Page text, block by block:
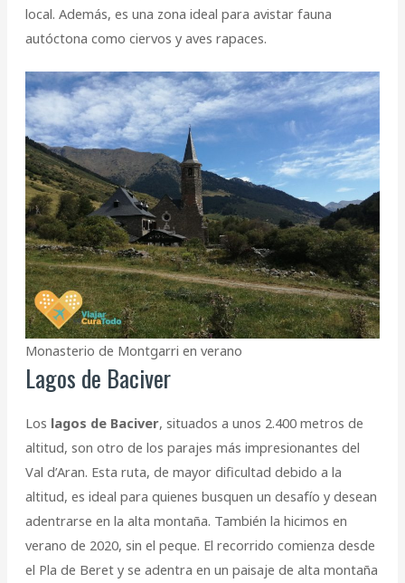
local. Además, es una zona ideal para avistar fauna
autóctona como ciervos y aves rapaces.
Monasterio de Montgarri en verano
Lagos de Baciver
Los lagos de Baciver, situados a unos 2.400 metros de
altitud, son otro de los parajes más impresionantes del
Val d’Aran. Esta ruta, de mayor dificultad debido a la
altitud, es ideal para quienes busquen un desafío y desean
adentrarse en la alta montaña. También la hicimos en
verano de 2020, sin el peque. El recorrido comienza desde
el Pla de Beret y se adentra en un paisaje de alta montaña